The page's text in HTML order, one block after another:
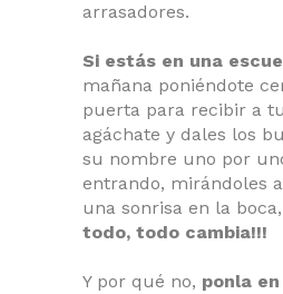
arrasadores.
Si estás en una
mañana poniéndote
puerta para recibir a
agáchate y dales los
su nombre uno por
entrando, mirándoles
una sonrisa en la
todo, todo cambia!!!
Y por qué no, ponla